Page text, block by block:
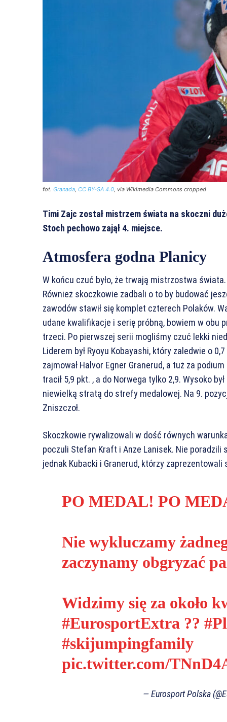
fot. Granada, CC BY-SA 4.0, via Wikimedia Commons cropped
Timi Zajc został mistrzem świata na skoczni
Stoch pechowo zajął 4. miejsce.
Atmosfera godna Planicy
W końcu czuć było, że trwają mistrzostwa
Również skoczkowie zadbali o to by budować
zawodów stawił się komplet czterech Polaków.
udane kwalifikacje i serię próbną, bowiem w obu
trzeci. Po pierwszej serii mogliśmy czuć lekki
Liderem był Ryoyu Kobayashi, który zaledwie o
zajmował Halvor Egner Granerud, a tuż za
tracił 5,9 pkt. , a do Norwega tylko 2,9. Wysoko
niewielką stratą do strefy medalowej. Na 9.
Zniszczoł.
Skoczkowie rywalizowali w dość równych
poczuli Stefan Kraft i Anze Lanisek. Nie
jednak Kubacki i Granerud, którzy zaprezentowali
PO MEDAL! PO
Nie wykluczamy
zaczynamy obgryzać
Widzimy się za około
#EurosportExtra ?️?️
#skijumpingfamily
pic.twitter.com/
— Eurosport Polska